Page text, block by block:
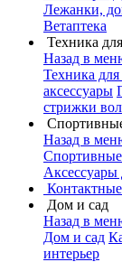
Лежанки,
Ветаптека
Техника
Назад в
Техника
аксессуары
стрижки
Назад в
Аксессуары
Дом и сад
Назад в
Дом и сад
интерьер